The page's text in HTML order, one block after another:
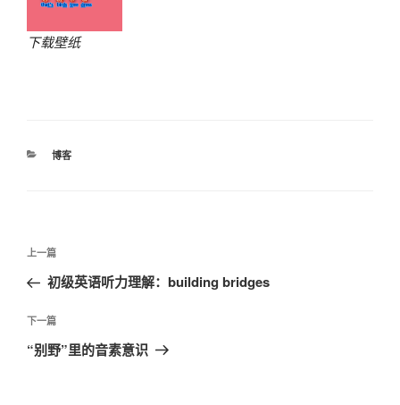
下载壁纸
分
博客
文
导
航
上
一
文
章
上一篇
初级英语听力理解：building bridges
下
一
下一篇
“别野”里的音素意识